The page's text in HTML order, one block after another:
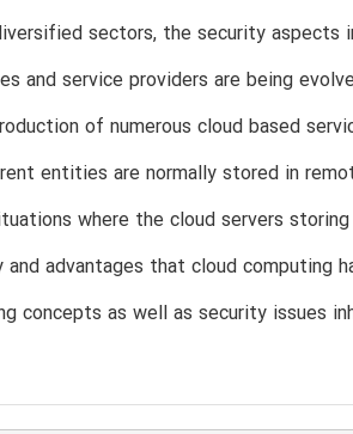
sectors, the security aspects
and service providers are being
of numerous cloud based
entities are normally stored in
where the cloud servers
advantages that cloud
concepts as well as security issues